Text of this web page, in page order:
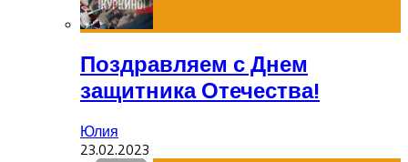
Поздравляем с Днем
защитника Отечества!
Юлия
23.02.2023